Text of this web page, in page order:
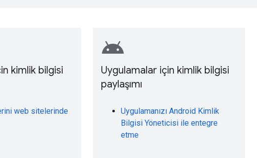
kimlik bilgisi
web sitelerinde
android
Uygulamalar için kimlik bilgisi
paylaşımı
Uygulamanızı Android Kimlik
Bilgisi Yöneticisi ile entegre
etme